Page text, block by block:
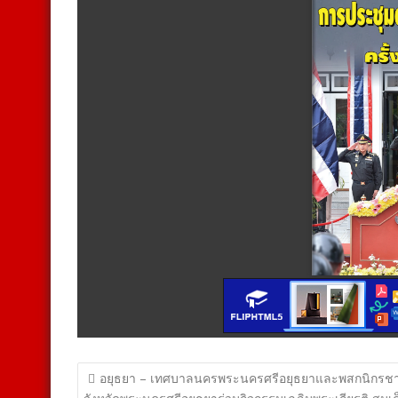
แนะแนว
อยุธยา – เทศบาลนครพระนครศรีอยุธยาและพสกนิกรช